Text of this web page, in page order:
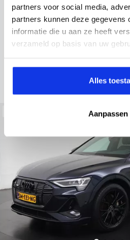
partners voor social media,
partners kunnen deze gegevens
informatie die u aan ze heeft
verzameld op basis van uw
Alles
Aanpassen
34.998 km 437 km
electronic climate controle
Kopen
36.895,-